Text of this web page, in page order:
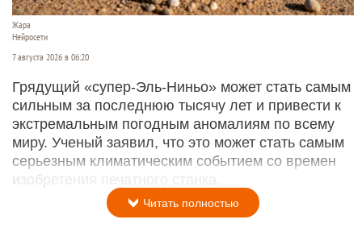
Жара
Нейросети
7 августа 2026 в 06:20
Грядущий «супер-Эль-Ниньо» может стать самым
сильным за последнюю тысячу лет и привести к
экстремальным погодным аномалиям по всему
миру. Ученый заявил, что это может стать самым
серьезным климатическим событием со времен
изобретения печатного станка.
Читать полностью